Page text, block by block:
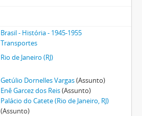
Brasil - História - 1945-1955
Transportes
Rio de Janeiro (RJ)
Getúlio Dornelles Vargas(Assunto)
Enê Garcez dos Reis(Assunto)
Palácio do Catete (Rio de Janeiro, RJ)
(Assunto)